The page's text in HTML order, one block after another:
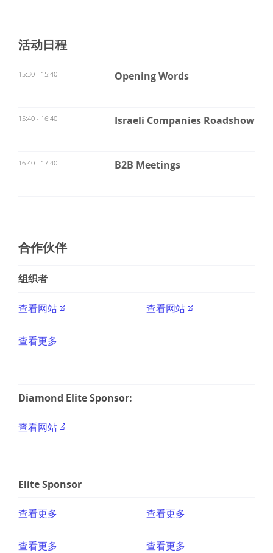
活动日程
15:30 - 15:40 Opening Words
15:40 - 16:40 Israeli Companies Roadshow
16:40 - 17:40 B2B Meetings
合作伙伴
组织者
查看网站 查看网站
查看更多
Diamond Elite Sponsor:
查看网站
Elite Sponsor
查看更多 查看更多
查看更多 查看更多